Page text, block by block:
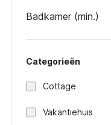
Badkamer (min.)
Categorieën
Cottage
Vakantiehuis